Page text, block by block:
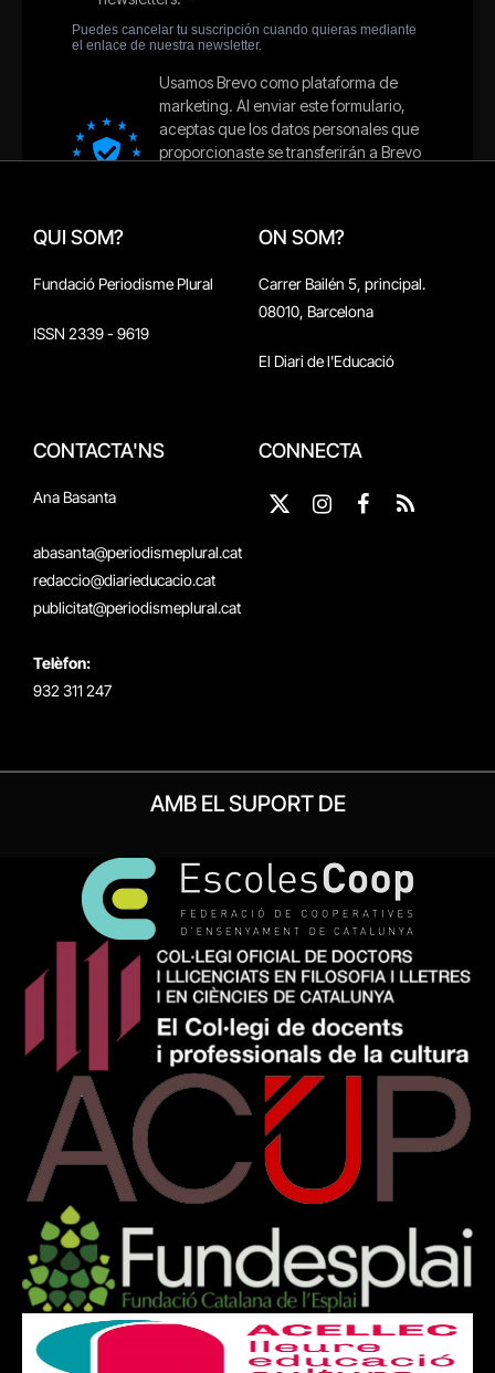
QUI SOM?
Fundació Periodisme Plural
ISSN 2339 - 9619
ON SOM?
Carrer Bailén 5, principal.
08010, Barcelona
El Diari de l'Educació
CONTACTA'NS
Ana Basanta
abasanta@periodismeplural.cat
redaccio@diarieducacio.cat
publicitat@periodismeplural.cat
Telèfon:
932 311 247
CONNECTA
X
Instagram
Facebook
RSS
AMB EL SUPORT DE